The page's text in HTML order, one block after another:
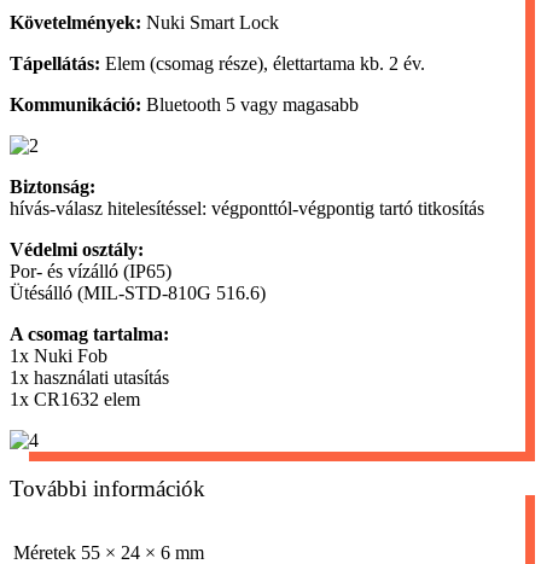
Követelmények: Nuki Smart Lock
Tápellátás: Elem (csomag része), élettartama kb. 2 év.
Kommunikáció: Bluetooth 5 vagy magasabb
Biztonság:
hívás-válasz hitelesítéssel: végponttól-végpontig tartó titkosítás
Védelmi osztály:
Por- és vízálló (IP65)
Ütésálló (MIL-STD-810G 516.6)
A csomag tartalma:
1x Nuki Fob
1x használati utasítás
1x CR1632 elem
További információk
Méretek 55 × 24 × 6 mm